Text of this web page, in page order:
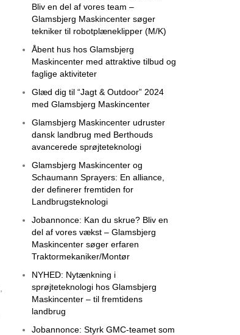
Bliv en del af vores team –
Glamsbjerg Maskincenter søger
tekniker til robotplæneklipper (M/K)
Åbent hus hos Glamsbjerg
Maskincenter med attraktive tilbud og
faglige aktiviteter
Glæd dig til “Jagt & Outdoor” 2024
med Glamsbjerg Maskincenter
Glamsbjerg Maskincenter udruster
dansk landbrug med Berthouds
avancerede sprøjteteknologi
Glamsbjerg Maskincenter og
Schaumann Sprayers: En alliance,
der definerer fremtiden for
Landbrugsteknologi
Jobannonce: Kan du skrue? Bliv en
del af vores vækst – Glamsbjerg
Maskincenter søger erfaren
Traktormekaniker/Montør
NYHED: Nytænkning i
sprøjteteknologi hos Glamsbjerg
Maskincenter – til fremtidens
landbrug
Jobannonce: Styrk GMC-teamet som